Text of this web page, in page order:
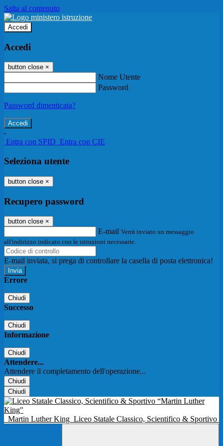
Salta al contenuto
Accedi
Accedi
button close ×
Nome Utente
Password
Password dimenticata?
-
Entra con SPID Entra con CIE
Seleziona utente
button close ×
Recupero password
button close ×
E-mail Verrà inviato un messaggio
all'indirizzo indicato con le istruzioni necessarie.
E-mail inviata, si prega di controllare la casella di posta elettronica!
Errore
Chiudi
Successo
Chiudi
Informazione
Chiudi
Attendere...
Attendere il completamento dell'operazione...
Chiudi
Chiudi
Martin Luther King Liceo Statale Classico, Scientifico & Sportivo